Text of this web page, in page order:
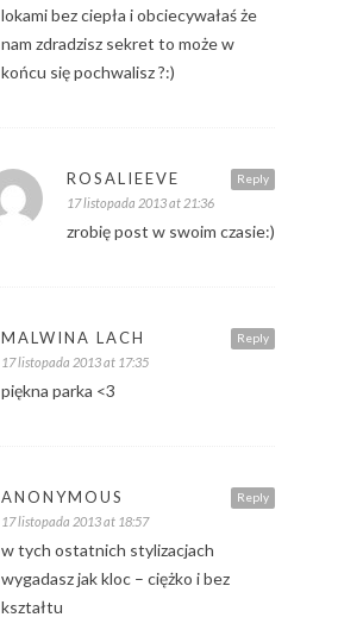
lokami bez ciepła i obciecywałaś że
nam zdradzisz sekret to może w
końcu się pochwalisz ?:)
Reply
ROSALIEEVE
17 listopada 2013 at 21:36
zrobię post w swoim czasie:)
Reply
MALWINA LACH
17 listopada 2013 at 17:35
piękna parka <3
Reply
ANONYMOUS
17 listopada 2013 at 18:57
w tych ostatnich stylizacjach
wygadasz jak kloc – ciężko i bez
kształtu